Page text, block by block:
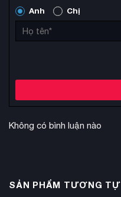
Anh Chị
Không có bình luận nào
SẢN PHẨM TƯƠNG TỰ